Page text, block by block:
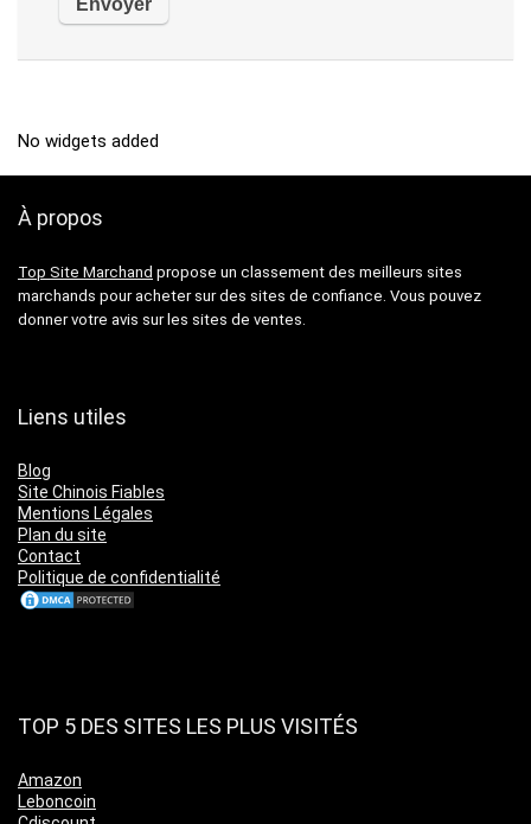
No widgets added
À propos
Top Site Marchand propose un classement des meilleurs sites
marchands pour acheter sur des sites de confiance. Vous pouvez
donner votre avis sur les sites de ventes.
Liens utiles
Blog
Site Chinois Fiables
Mentions Légales
Plan du site
Contact
Politique de confidentialité
TOP 5 DES SITES LES PLUS VISITÉS
Amazon
Leboncoin